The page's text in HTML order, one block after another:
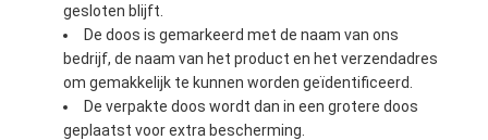
gesloten blijft.
De doos is gemarkeerd met de naam van ons
bedrijf, de naam van het product en het verzendadres
om gemakkelijk te kunnen worden geïdentificeerd.
De verpakte doos wordt dan in een grotere doos
geplaatst voor extra bescherming.